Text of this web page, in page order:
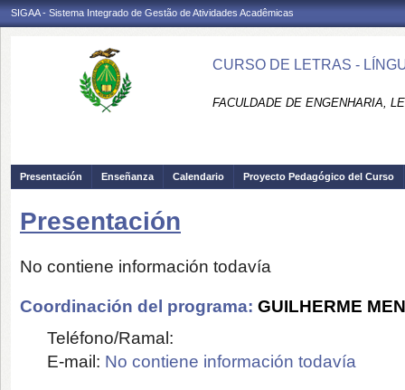
SIGAA - Sistema Integrado de Gestão de Atividades Acadêmicas
CURSO DE LETRAS -
FACULDADE DE ENGENHARIA,
Presentación Enseñanza Calendario Proyecto Pedagógico del Curso
Presentación
No contiene información todavía
Coordinación del programa: GUILHERME
Teléfono/Ramal:
E-mail: No contiene información todavía